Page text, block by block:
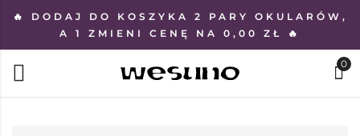
🔥 DODAJ DO KOSZYKA 2 PARY OKULARÓW,
A 1 ZMIENI CENĘ NA 0,00 ZŁ 🔥
0